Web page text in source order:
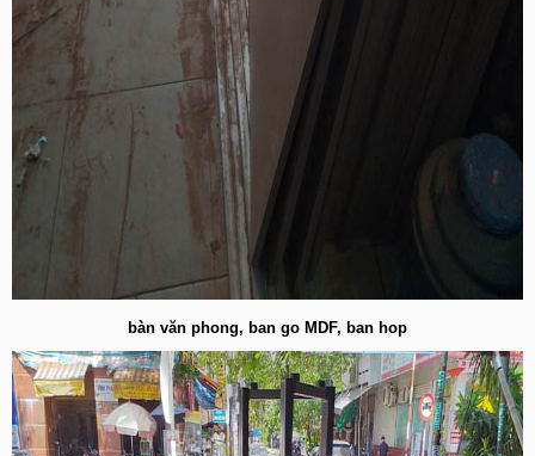
bàn văn phong, ban go MDF, ban hop